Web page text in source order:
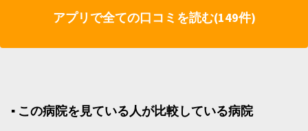
アプリで全ての口コミを読む(149件)
▪︎ この病院を見ている人が比較している病院